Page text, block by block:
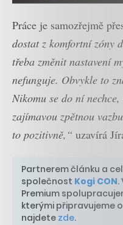
Práce je samozřejmě
dostat z komfortní zóny
třeba změnit nastavení
nefunguje. Obvykle to
Nikomu se do ní
zajímavou zpětnou
to pozitivně,“ uzavírá
Partnerem článku a
společnost Kogi CON.
Premium
kterými připravujeme
najdete zde.